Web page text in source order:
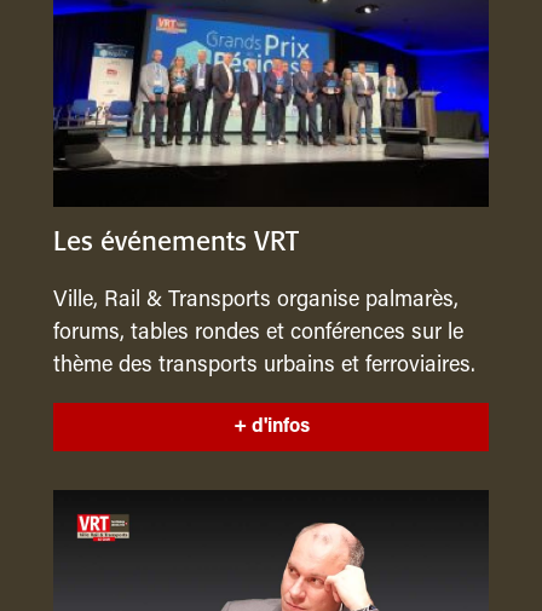
Les événements VRT
Ville, Rail & Transports organise palmarès,
forums, tables rondes et conférences sur le
thème des transports urbains et ferroviaires.
+ d'infos